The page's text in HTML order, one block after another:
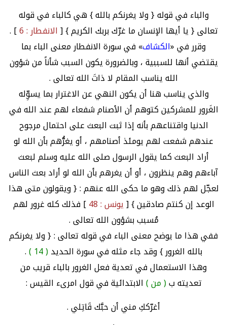
والباء في قوله { ولا يغرنكم بالله } هي كالباء في قوله
تعالى { يا أيها الإنسان ما غرّك بربك الكريم } [الانفطار : 6
] .
وقرر في «الكشاف» في سورة الانفطار معنى الباء بما
يقتضي أنها للسببية ، وبالضرورة يكون السبب شأناً من شؤون
الله يناسب المقام لا ذاتَ الله تعالى .
والذي يناسب هنا أن يكون النهي عن الاغترار بما يسوِّله
الغَرور للمشركين كتوهم أن الأصنام شفعاء لهم عند الله في
الدنيا واقتناعهم بأنه إذا ثبت البعث على احتمال مرجوح
عندهم شفعت لهم يومئذ أصنامهم ، أو يغرُّهم بأن الله لو
أراد البعث كما يقول الرسول صلى الله عليه وسلم لبعث
آباءهم وهم ينظرون ، أو أن يغرهم بأن الله لو أراد بعث الناس
لعجّل لهم ذلك وهو ما حكى الله عنهم : { ويقولون متى هذا
الوعد إن كنتم صادقين } [يونس : 48
] فذلك كله غرور لهم
مُسبب بشؤون الله تعالى .
ففي هذا ما يوضح معنى الباء في قوله تعالى : { ولا يغرنكم
بالله الغرور } وقد جاء مثله في سورة الحديد( 14 )
.
وهذا الاستعمال في تعدية فعل الغرور بالباء قريب من
تعديته ب( من )الابتدائية في قول امرىء القيس :
أغرّككِ مني أن حبَّك قَاتِلي .